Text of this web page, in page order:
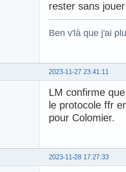
rester sans
Ben v'là que j'ai
2023-11-27 23:41:11
LM confirme
le protocole ffr
pour Colomier.
2023-11-28 17:27:33